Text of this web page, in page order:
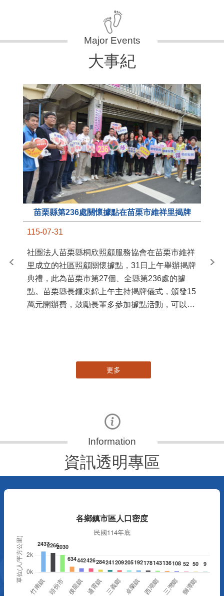
大事紀
苗栗縣第236處關懷據點在苗栗市維祥里揭牌
115-07-31
社團法人苗栗縣桐欣照顧服務協會在苗栗市維祥
里成立的社區照顧關懷據點，31日上午舉辦揭牌
典禮，此為苗栗市第27個、全縣第236處的據
點。苗栗縣長鍾東錦上午主持揭牌儀式，頒發15
萬元開辦費，鼓勵長輩多參加據點活動，可以更
苗
更多
資訊透明專區